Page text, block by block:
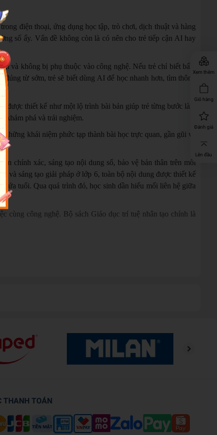
Xem thêm
Giỏ hàng
Đánh giá
Lên đầu
điện thoại, ứng dụng học tập, trò chơi, dịch thuật và hàng
số ấy. Vấn đề không còn là có nên cho trẻ tiếp cận AI hay
và không bị phụ thuộc vào công nghệ. Nếu trẻ chỉ biết bấm
từ sớm, trẻ sẽ biết dùng AI để học nhanh hơn, tìm thông
được thiết kế như một lộ trình bài bản giúp trẻ từng bước làm
khám phá và trải nghiệm.
khái niệm phức tạp thành bài học trực quan, gần gũi và
chính xác, sáng tạo nội dung số, bảo vệ bản thân trên môi
và sáng tạo giải pháp ở lớp 6, toàn bộ nội dung được thiết kế
lứa tuổi. Qua quá trình đó, học sinh dần hiểu mối liên hệ giữa
cùng công nghệ. Bộ sách Giáo dục trí tuệ nhân tạo chính là
THANH TOÁN